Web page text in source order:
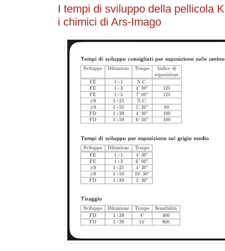
I tempi di sviluppo della pellicola
i chimici di Ars-Imago